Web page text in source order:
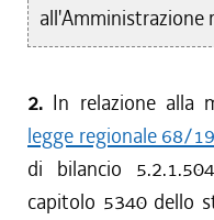
all'Amministrazione
2. In relazione alla
legge regionale 68/
di bilancio
capitolo 5340 dello